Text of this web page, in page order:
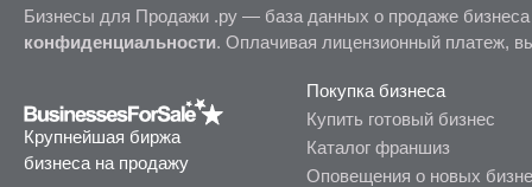
Бизнесы для Продажи .ру — база данных о продаже
конфиденциальности. Оплачивая лицензионный платеж,
Крупнейшая биржа
бизнеса на продажу
Покупка бизнеса
Купить готовый бизнес
Каталог франшиз
Оповещения о новых